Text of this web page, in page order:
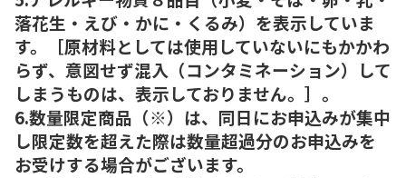
落花生・えび・かに・くるみ）を表示していま
す。［原材料としては使用していないにもかかわ
らず、意図せず混入（コンタミネーション）して
しまうものは、表示しておりません。］。
6.数量限定商品（※）は、同日にお申込みが集中
し限定数を超えた際は数量超過分のお申込みを
お受けする場合がございます。